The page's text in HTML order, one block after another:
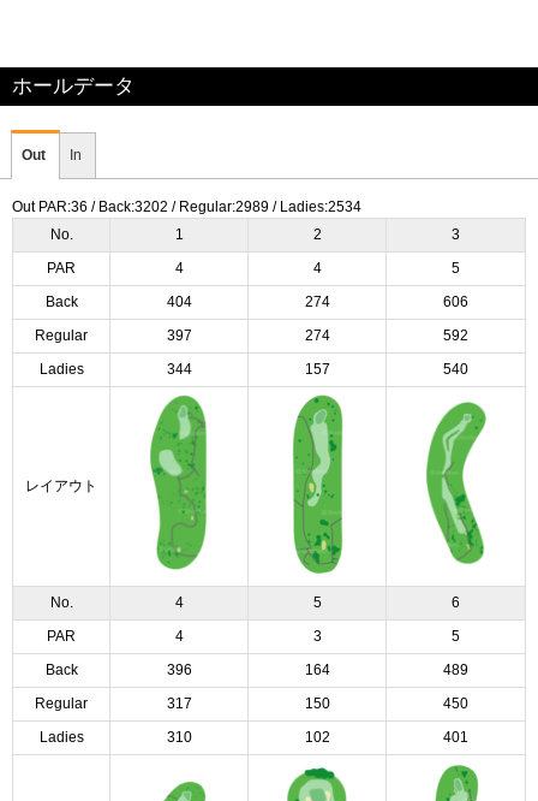
ホールデータ
Out In
Out PAR:36 / Back:3202 / Regular:2989 / Ladies:2534
No.
1 2 3
PAR 4 4 5
Back 404 274 606
Regular 397 274 592
Ladies 344 157 540
レイアウト
No. 4 5 6
PAR 4 3 5
Back 396 164 489
Regular 317 150 450
Ladies 310 102 401